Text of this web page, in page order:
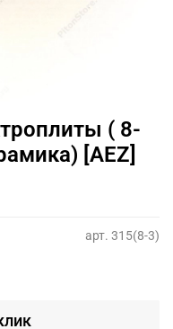
арт. 315(8-3)
( 8-
[AEZ]